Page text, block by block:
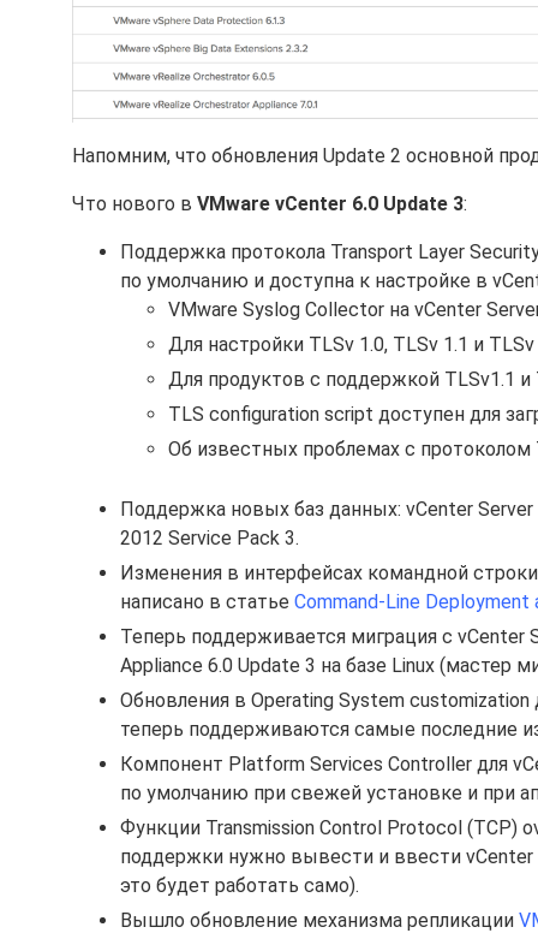
Напомним, что обновления Update 2 основной
Что нового в VMware vCenter 6.0 Update 3:
Поддержка протокола Transport Layer
по умолчанию и доступна к настройке в
VMware Syslog Collector на vCenter
Для настройки TLSv 1.0, TLSv 1.1 и
Для продуктов с поддержкой TLSv1.1
TLS configuration script доступен для
Об известных проблемах с протоколом
Поддержка новых баз данных: vCenter
2012 Service Pack 3.
Изменения в интерфейсах командной
написано в статье Command-Line
Теперь поддерживается миграция с vCenter
Appliance 6.0 Update 3 на базе Linux (мастер
Обновления в Operating System
теперь поддерживаются самые последние
Компонент Platform Services Controller для
по умолчанию при свежей установке и при
Функции Transmission Control Protocol (TCP)
поддержки нужно вывести и ввести vCenter
это будет работать само).
Вышло обновление механизма репликации